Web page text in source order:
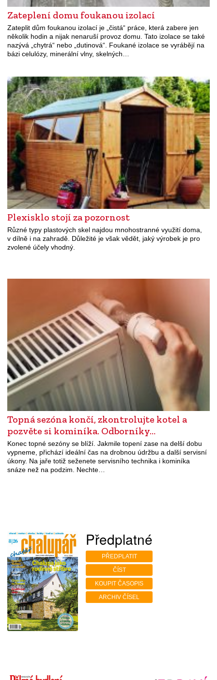
Zateplení domu foukanou izolací
Zateplit dům foukanou izolací je „čistá“ práce, která zabere jen
několik hodin a nijak nenaruší provoz domu. Tato izolace se také
nazývá „chytrá“ nebo „dutinová“. Foukané izolace se vyrábějí na
bázi celulózy, minerální vlny, skelných…
Plexisklo stojí za pozornost
Různé typy plastových skel najdou mnohostranné využití doma,
v dílně i na zahradě. Důležité je však vědět, jaký výrobek je pro
zvolené účely vhodný.
Topná sezóna končí, zkontrolujte kotel a
pozvěte si kominíka. Odborníky…
Konec topné sezóny se blíží. Jakmile topení zase na delší dobu
vypneme, přichází ideální čas na drobnou údržbu a další servisní
úkony. Na jaře totiž seženete servisního technika i kominíka
snáze než na podzim. Nechte…
Předplatné
PŘEDPLATIT
ČÍST
KOUPIT ČASOPIS
ARCHIV ČÍSEL